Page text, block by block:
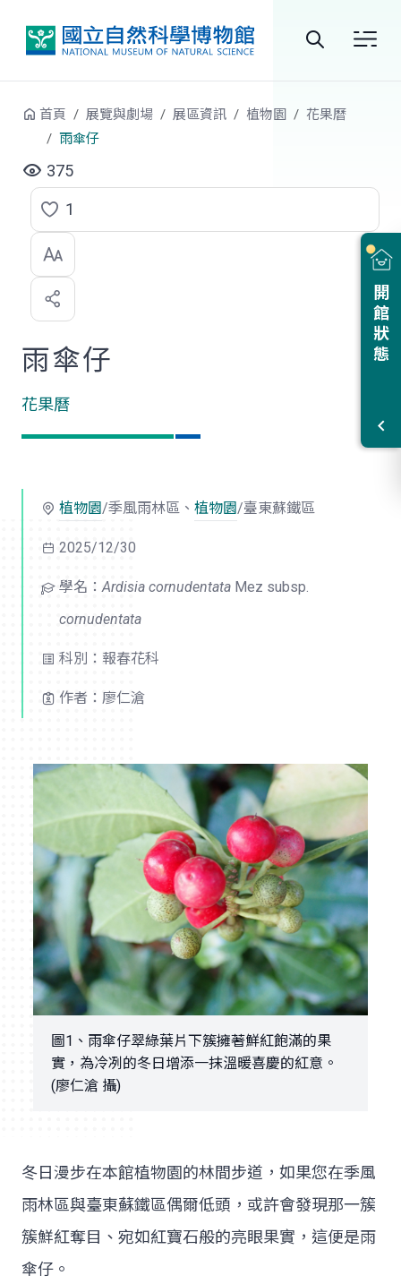
站
開館狀態
首頁 展覽與劇場 展區資訊 植物園
花果曆
雨傘仔
375
點
選
喜
歡
1
雨傘仔
花果曆
植物園/季風雨林區、 植物園/臺東蘇鐵區
2025/12/30
學名：Ardisia cornudentata Mez subsp.
cornudentata
科別：報春花科
作者：廖仁滄
圖1、雨傘仔翠綠葉片下簇擁著鮮紅飽滿的果
實，為冷冽的冬日增添一抹溫暖喜慶的紅意。
(廖仁滄 攝)
冬日漫步在本館植物園的林間步道，如果您在季風
雨林區與臺東蘇鐵區偶爾低頭，或許會發現那一簇
簇鮮紅奪目、宛如紅寶石般的亮眼果實，這便是雨
傘仔。